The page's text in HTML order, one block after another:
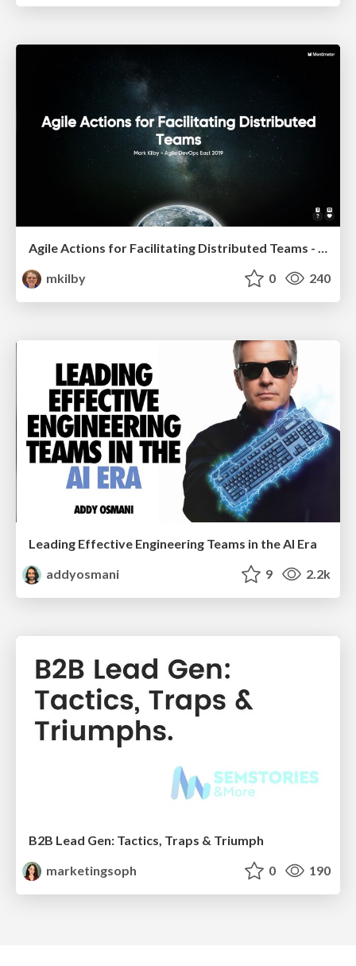
Agile Actions for Facilitating Distributed Teams - ADO2019
mkilby
0 240
Leading Effective Engineering Teams in the AI Era
addyosmani
9 2.2k
B2B Lead Gen: Tactics, Traps & Triumph
marketingsoph
0 190